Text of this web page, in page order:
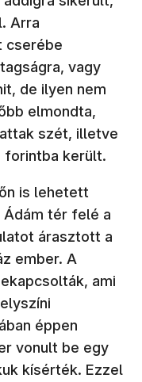
Arra
cserébe
vagy
de ilyen nem
elmondta,
szét, illetve
forintba került.
is lehetett
Ádám tér felé a
árasztott a
ember. A
ami
éppen
vonult be egy
kísérték. Ezzel